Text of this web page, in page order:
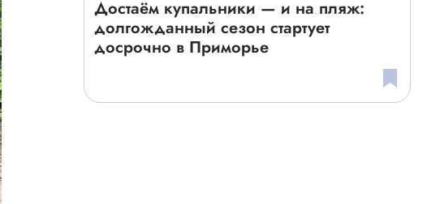
Достаём купальники — и на пляж:
долгожданный сезон стартует
досрочно в Приморье